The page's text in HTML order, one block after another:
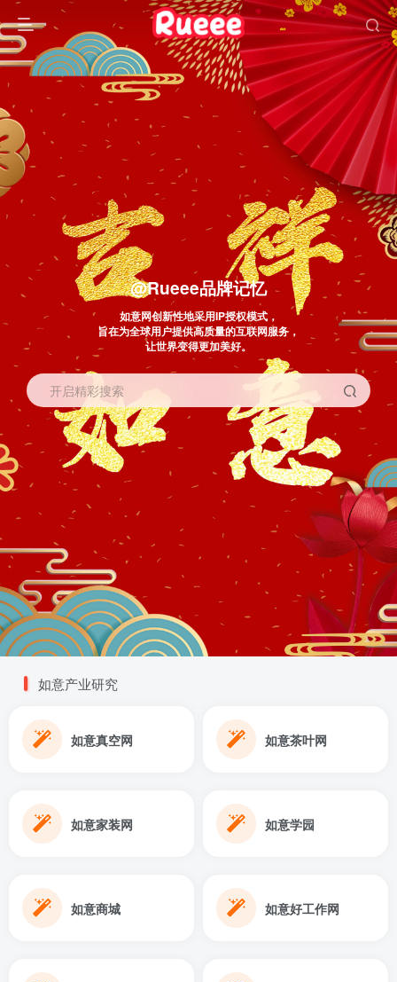
@Rueee品牌记忆
如意网创新性地采用IP授权模式，
旨在为全球用户提供高质量的互联网服务，
让世界变得更加美好。
开启精彩搜索
如意产业研究
如意真空网 如意茶叶网
如意家装网 如意学园
如意商城 如意好工作网